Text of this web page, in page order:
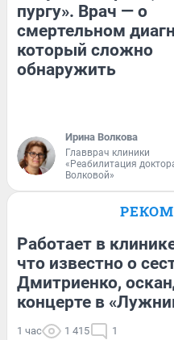
пургу». Врач — о
смертельном
который сложно
обнаружить
Ирина Волкова
Главврач клиники
«Реабилитация
Волковой»
Работает в
что известно о
Дмитриенко,
концерте в
1 час 1 415 1